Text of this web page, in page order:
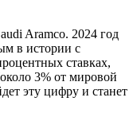
Aramco. 2024 год
в истории с
ставках,
3% от мировой
эту цифру и станет